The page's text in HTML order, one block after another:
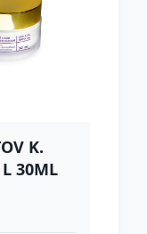
K.
30ML